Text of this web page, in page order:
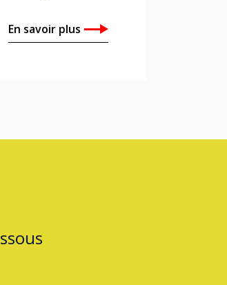
En savoir plus